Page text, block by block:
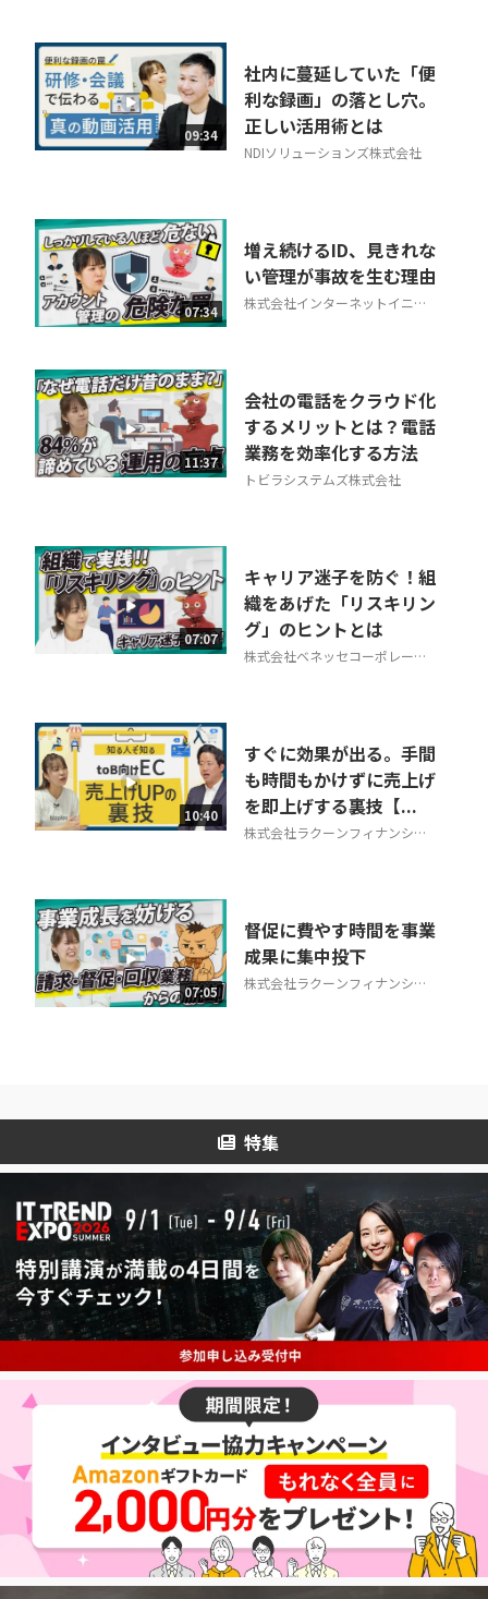
09:34
社内に蔓延していた「便
利な録画」の落とし穴。
正しい活用術とは
NDIソリューションズ株式会社
07:34
増え続けるID、見きれな
い管理が事故を生む理由
株式会社インターネットイニシ
11:37
会社の電話をクラウド化
するメリットとは？電話
業務を効率化する方法
トビラシステムズ株式会社
07:07
キャリア迷子を防ぐ！組
織をあげた「リスキリン
グ」のヒントとは
株式会社ベネッセコーポレーシ
10:40
すぐに効果が出る。手間
も時間もかけずに売上げ
を即上げする裏技【...
株式会社ラクーンフィナンシャ
07:05
督促に費やす時間を事業
成果に集中投下
株式会社ラクーンフィナンシャ
特集